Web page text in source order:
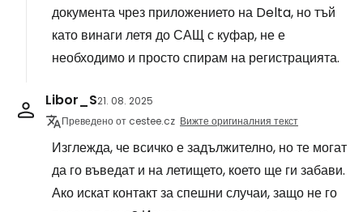
документа чрез приложението на Delta, но тъй
като винаги летя до САЩ с куфар, не е
необходимо и просто спирам на регистрацията.
Libor_S21. 08. 2025
Преведено от cestee.cz Вижте оригиналния текст
Изглежда, че всичко е задължително, но те могат
да го въведат и на летището, което ще ги забави.
Ако искат контакт за спешни случаи, защо не го